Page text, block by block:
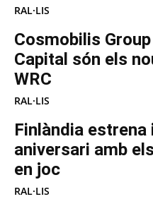
RAL·LIS
Cosmobilis
Capital són els
WRC
RAL·LIS
Finlàndia
aniversari amb
en joc
RAL·LIS